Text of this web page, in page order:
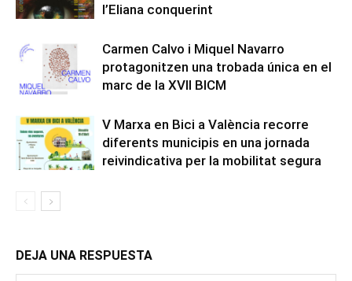
l’Eliana conquerint
Carmen Calvo i Miquel Navarro
protagonitzen una trobada única en el
marc de la XVII BICM
V Marxa en Bici a València recorre
diferents municipis en una jornada
reivindicativa per la mobilitat segura
DEJA UNA RESPUESTA